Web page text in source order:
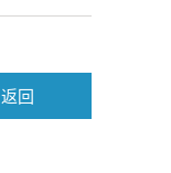
返回